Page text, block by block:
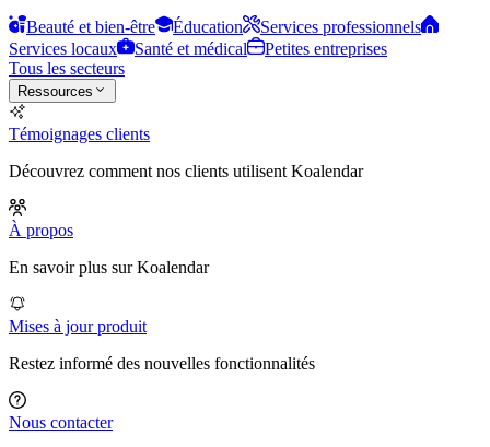
Beauté et bien-être Éducation
Services professionnels
Services locaux
Santé et médical
Petites entreprises
Tous les secteurs
Ressources
Témoignages clients
Découvrez comment nos clients utilisent Koalendar
À propos
En savoir plus sur Koalendar
Mises à jour produit
Restez informé des nouvelles fonctionnalités
Nous contacter